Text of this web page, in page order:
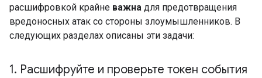
расшифровкой крайне важна для предотвращения
вредоносных атак со стороны злоумышленников. В
следующих разделах описаны эти задачи:
1. Расшифруйте и проверьте токен события